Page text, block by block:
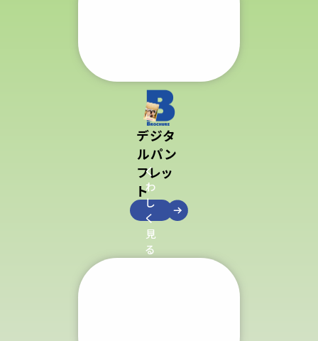
デジタ
ルパン
フレッ
ト
く
わ
し
く
見
る